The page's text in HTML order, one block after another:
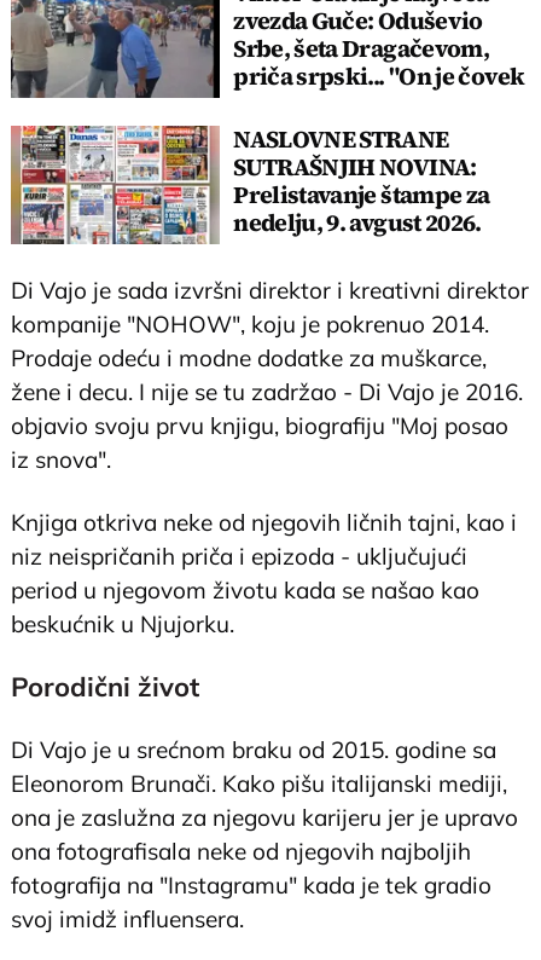
zvezda Guče: Oduševio
Srbe, šeta Dragačevom,
priča srpski... "On je čovek
NASLOVNE STRANE
SUTRAŠNJIH NOVINA:
Prelistavanje štampe za
nedelju, 9. avgust 2026.
Di Vajo je sada izvršni direktor i kreativni direktor
kompanije "NOHOW", koju je pokrenuo 2014.
Prodaje odeću i modne dodatke za muškarce,
žene i decu. I nije se tu zadržao - Di Vajo je 2016.
objavio svoju prvu knjigu, biografiju "Moj posao
iz snova".
Knjiga otkriva neke od njegovih ličnih tajni, kao i
niz neispričanih priča i epizoda - uključujući
period u njegovom životu kada se našao kao
beskućnik u Njujorku.
Porodični život
Di Vajo je u srećnom braku od 2015. godine sa
Eleonorom Brunači. Kako pišu italijanski mediji,
ona je zaslužna za njegovu karijeru jer je upravo
ona fotografisala neke od njegovih najboljih
fotografija na "Instagramu" kada je tek gradio
svoj imidž influensera.